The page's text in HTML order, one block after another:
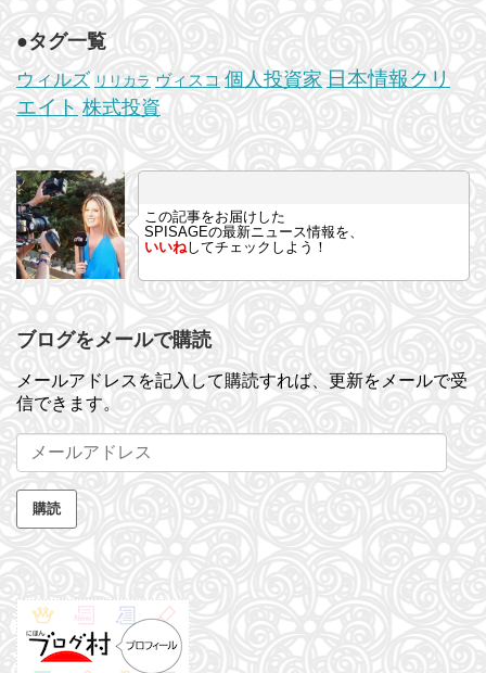
●タグ一覧
ウィルズ リリカラ ヴィスコ 個人投資家 日本情報クリ
エイト 株式投資
この記事をお届けした
SPISAGEの最新ニュース情報を、
いいねしてチェックしよう！
ブログをメールで購読
メールアドレスを記入して購読すれば、更新をメールで受
信できます。
メ
ー
ル
ド
購読